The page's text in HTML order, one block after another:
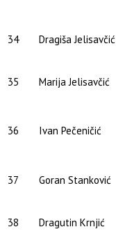
34 Dragiša Jelisavčić
35 Marija Jelisavčić
36 Ivan Pečeničić
37 Goran Stanković
38 Dragutin Krnjić